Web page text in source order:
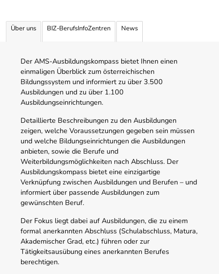
Über uns BIZ-BerufsInfoZentren News
Der AMS-Ausbildungskompass bietet Ihnen einen
einmaligen Überblick zum österreichischen
Bildungssystem und informiert zu über 3.500
Ausbildungen und zu über 1.100
Ausbildungseinrichtungen.
Detaillierte Beschreibungen zu den Ausbildungen
zeigen, welche Voraussetzungen gegeben sein müssen
und welche Bildungseinrichtungen die Ausbildungen
anbieten, sowie die Berufe und
Weiterbildungsmöglichkeiten nach Abschluss. Der
Ausbildungskompass bietet eine einzigartige
Verknüpfung zwischen Ausbildungen und Berufen – und
informiert über passende Ausbildungen zum
gewünschten Beruf.
Der Fokus liegt dabei auf Ausbildungen, die zu einem
formal anerkannten Abschluss (Schulabschluss, Matura,
Akademischer Grad, etc.) führen oder zur
Tätigkeitsausübung eines anerkannten Berufes
berechtigen.